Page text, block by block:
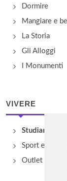
Dormire
Mangiare e
La Storia
Gli Alloggi
I Monumenti
VIVERE
Studiare
Sport e
Outlet e